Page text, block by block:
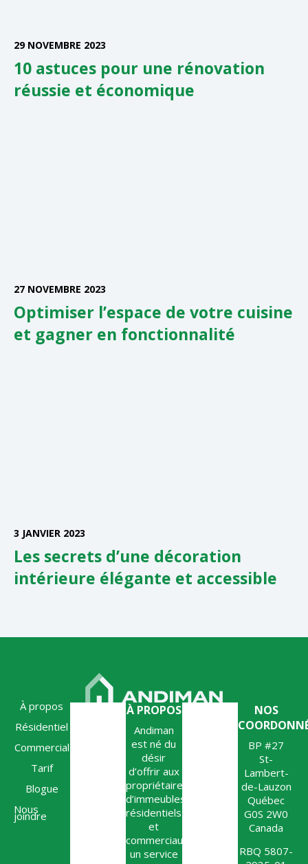
29 NOVEMBRE 2023
10 astuces pour une rénovation
réussie et économique
27 NOVEMBRE 2023
Optimiser l’espace de votre cuisine
et gagner en fonctionnalité
3 JANVIER 2023
Les secrets d’une décoration
intérieure élégante et accessible
À propos
Résidentiel
Commercial
Tarif
Blogue
Nous
joindre
À PROPOS
Andiman
est né du
désir
d’offrir aux
propriétaires
d’immeubles
résidentiels
et
commerciaux,
un service
NOS
BP #27
St-
Lambert-
de-Lauzon
Québec
G0S 2W0
Canada
RBQ 5807-